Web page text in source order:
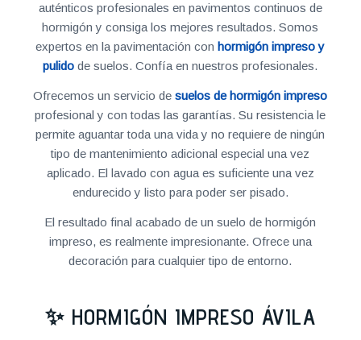
auténticos profesionales en pavimentos continuos de
hormigón y consiga los mejores resultados. Somos
expertos en la pavimentación conhormigón impreso y
pulido de suelos. Confía en nuestros profesionales.
Ofrecemos un servicio desuelos de hormigón impreso
profesional y con todas las garantías. Su resistencia le
permite aguantar toda una vida y no requiere de ningún
tipo de mantenimiento adicional especial una vez
aplicado. El lavado con agua es suficiente una vez
endurecido y listo para poder ser pisado.
El resultado final acabado de un suelo de hormigón
impreso, es realmente impresionante. Ofrece una
decoración para cualquier tipo de entorno.
✨ HORMIGÓN IMPRESO ÁVILA